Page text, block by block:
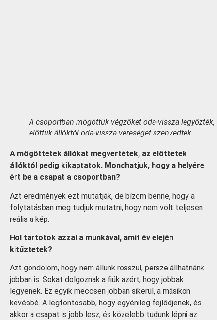
A csoportban mögöttük végzőket oda-vissza legyőzték,
előttük állóktól oda-vissza vereséget szenvedtek
A mögöttetek állókat megvertétek, az előttetek
állóktól pedig kikaptatok. Mondhatjuk, hogy a helyére
ért be a csapat a csoportban?
Azt eredmények ezt mutatják, de bízom benne, hogy a
folytatásban meg tudjuk mutatni, hogy nem volt teljesen
reális a kép.
Hol tartotok azzal a munkával, amit év elején
kitűztetek?
Azt gondolom, hogy nem állunk rosszul, persze állhatnánk
jobban is. Sokat dolgoznak a fiúk azért, hogy jobbak
legyenek. Ez egyik meccsen jobban sikerül, a másikon
kevésbé. A legfontosabb, hogy egyénileg fejlődjenek, és
akkor a csapat is jobb lesz, és közelebb tudunk lépni az